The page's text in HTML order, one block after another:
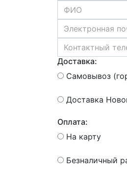
Доставка:
Самовывоз
Доставка
Оплата:
На карту
Безналичный